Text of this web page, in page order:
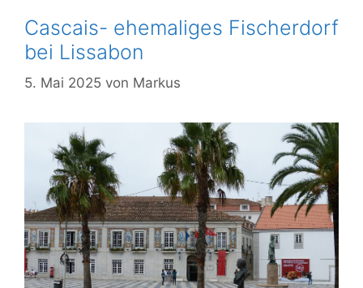
Cascais- ehemaliges Fischerdorf
bei Lissabon
5. Mai 2025 von Markus